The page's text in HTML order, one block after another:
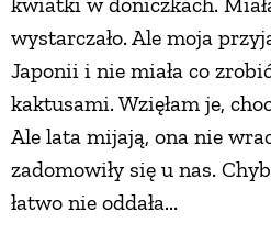
wystarczało. Ale moja
Japonii i nie miała co
kaktusami. Wzięłam je,
Ale lata mijają, ona nie
zadomowiły się u nas.
łatwo nie oddała...